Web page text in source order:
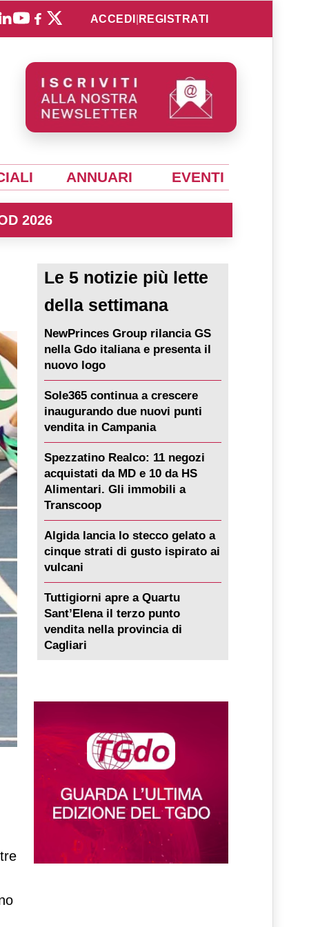
ACCEDI REGISTRATI
ANNUARI EVENTI
2026
Le 5 notizie più lette
della settimana
NewPrinces Group rilancia GS
nella Gdo italiana e presenta il
nuovo logo
Sole365 continua a crescere
inaugurando due nuovi punti
vendita in Campania
Spezzatino Realco: 11 negozi
acquistati da MD e 10 da HS
Alimentari. Gli immobili a
Transcoop
Algida lancia lo stecco gelato a
cinque strati di gusto ispirato ai
vulcani
Tuttigiorni apre a Quartu
Sant’Elena il terzo punto
vendita nella provincia di
Cagliari